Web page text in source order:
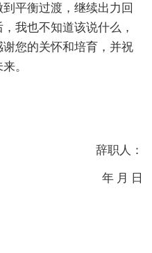
平衡过渡，继续出力回
我也不知道该说什么，
您的关怀和培育，并祝
。
辞职人：
年 月 日